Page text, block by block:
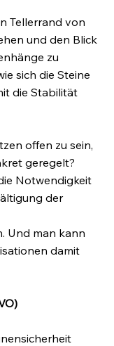
Tellerrand von
und den Blick
zu
sich die Steine
die Stabilität
offen zu sein,
geregelt?
Notwendigkeit
der
Und man kann
damit